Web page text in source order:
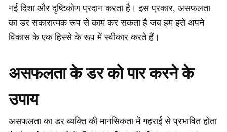
नई दिशा और दृष्टिकोण प्रदान करता है। इस प्रकार, असफलता
का डर सकारात्मक रूप से काम कर सकता है जब हम इसे अपने
विकास के एक हिस्से के रूप में स्वीकार करते हैं।
असफलता के डर को पार करने के
उपाय
असफलता का डर व्यक्ति की मानसिकता में गहराई से प्रभावित होता